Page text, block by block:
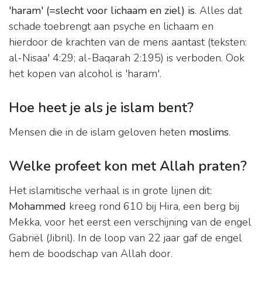
'haram' (=slecht voor lichaam en ziel) is. Alles dat
schade toebrengt aan psyche en lichaam en
hierdoor de krachten van de mens aantast (teksten:
al-Nisaa' 4:29; al-Baqarah 2:195) is verboden. Ook
het kopen van alcohol is 'haram'.
Hoe heet je als je islam bent?
Mensen die in de islam geloven heten moslims.
Welke profeet kon met Allah praten?
Het islamitische verhaal is in grote lijnen dit:
Mohammed kreeg rond 610 bij Hira, een berg bij
Mekka, voor het eerst een verschijning van de engel
Gabriël (Jibril). In de loop van 22 jaar gaf de engel
hem de boodschap van Allah door.